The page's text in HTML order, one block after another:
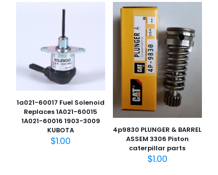
1a021-60017 Fuel Solenoid
Replaces 1A021-60015
1A021-60016 1903-3009
KUBOTA
$1.00
4p9830 PLUNGER & BARREL
ASSEM 3306 Piston
caterpillar parts
$1.00